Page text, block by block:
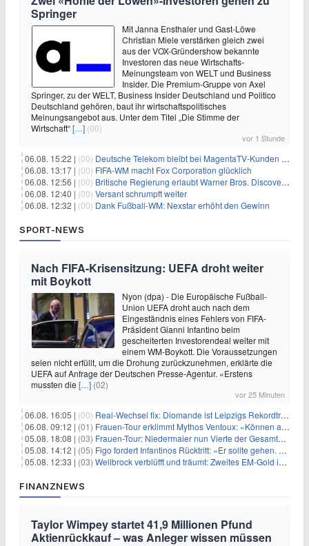
Springer
Mit Janna Ensthaler und Gast-Löwe
Christian Miele verstärken gleich zwei
aus der VOX-Gründershow bekannte
Investoren das neue Wirtschafts-
Meinungsteam von WELT und Business
Insider. Die Premium-Gruppe von Axel
Springer, zu der WELT, Business Insider Deutschland und Politico
Deutschland gehören, baut ihr wirtschaftspolitisches
Meinungsangebot aus. Unter dem Titel „Die Stimme der
Wirtschaft“[…] (00)
vor 1 Stunde
06.08. 15:22 | (00) Deutsche Telekom bleibt bei MagentaTV-Kunden vage
06.08. 13:17 | (00) FIFA-WM macht Fox Corporation glücklich
06.08. 12:56 | (00) Britische Regierung erlaubt Warner Bros. Discovery-Übernahme
06.08. 12:40 | (00) Versant schrumpft weiter
06.08. 12:32 | (00) Dank Fußball-WM: Nexstar erhöht den Gewinn
SPORT-NEWS
Nach FIFA-Krisensitzung: UEFA droht weiter
mit Boykott
Nyon (dpa) - Die Europäische Fußball-
Union UEFA droht auch nach dem
Eingeständnis eines Fehlers von FIFA-
Präsident Gianni Infantino beim
gescheiterten Investorendeal weiter mit
einem WM-Boykott. Die Voraussetzungen
seien nicht erfüllt, um die Drohung zurückzunehmen, erklärte die
UEFA auf Anfrage der Deutschen Presse-Agentur. «Erstens
mussten die […] (02)
vor 25 Minuten
06.08. 16:05 | (00) Real-Wechsel fix: Diomande ist Leipzigs Rekordtransfer
06.08. 09:12 | (01) Frauen-Tour erklimmt Mythos Ventoux: «Können alles schaffen»
05.08. 18:08 | (03) Frauen-Tour: Niedermaier nun Vierte der Gesamtwertung
05.08. 14:12 | (05) Figo fordert Infantinos Rücktritt: «Er sollte gehen. Jetzt»
05.08. 12:33 | (03) Wellbrock verblüfft und träumt: Zweites EM-Gold in Paris
FINANZNEWS
Taylor Wimpey startet 41,9 Millionen Pfund
Aktienrückkauf – was Anleger wissen müssen